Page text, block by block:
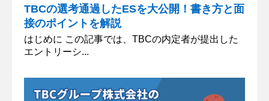
TBCの選考通過したESを大公開！書き方と面
接のポイントを解説
はじめに この記事では、TBCの内定者が提出した
エントリーシ...